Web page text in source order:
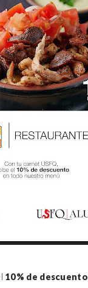
10% de descuento